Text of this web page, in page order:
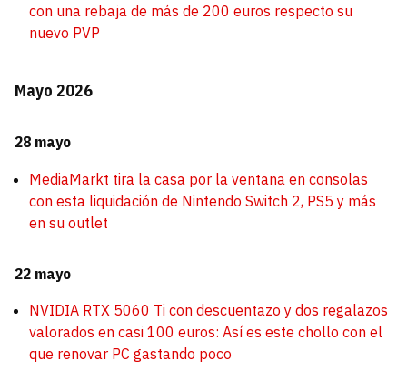
con una rebaja de más de 200 euros respecto su
nuevo PVP
Mayo 2026
28 mayo
MediaMarkt tira la casa por la ventana en consolas
con esta liquidación de Nintendo Switch 2, PS5 y más
en su outlet
22 mayo
NVIDIA RTX 5060 Ti con descuentazo y dos regalazos
valorados en casi 100 euros: Así es este chollo con el
que renovar PC gastando poco